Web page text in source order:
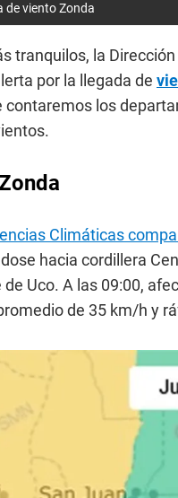
de viento Zonda
tranquilos, la Dirección
por la llegada de
contaremos los
Climáticas
hacia cordillera
Uco. A las 09:00,
de 35 km/h y